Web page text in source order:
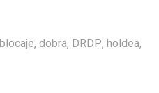
blocaje, dobra, DRDP, holdea,